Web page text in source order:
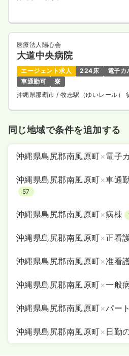
気になる
日勤のみ（パート）
給与 時給2,000円〜
時間 9:00～17:00
日曜休み
時給2,000円以上可
気になる
医療法人陽心会
大道中央病院
エージェント求人 224床
電子カ
車通勤可
寮
沖縄県那覇市/ 牧志駅（ゆいレール）
同じ地域で条件を追加する
沖縄県島尻郡南風原町×電子
沖縄県島尻郡南風原町×車通
57
沖縄県島尻郡南風原町×病棟
沖縄県島尻郡南風原町×正看
沖縄県島尻郡南風原町×准看
沖縄県島尻郡南風原町×一般
沖縄県島尻郡南風原町×パー
沖縄県島尻郡南風原町× 日勤